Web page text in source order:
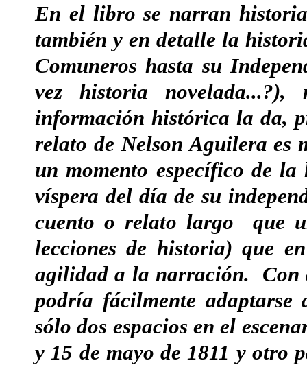
En el libro se narran
también y en detalle la
Comuneros hasta su
vez historia
información histórica la da,
relato de Nelson Aguilera es
un momento específico de
víspera del día de su
cuento o relato largo que
lecciones de historia) que
agilidad a la narración. Con
podría fácilmente
sólo dos espacios en el
y 15 de mayo de 1811 y otro